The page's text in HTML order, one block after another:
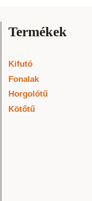
Termékek
Kifutó
Fonalak
Horgolótű
Kötőtű